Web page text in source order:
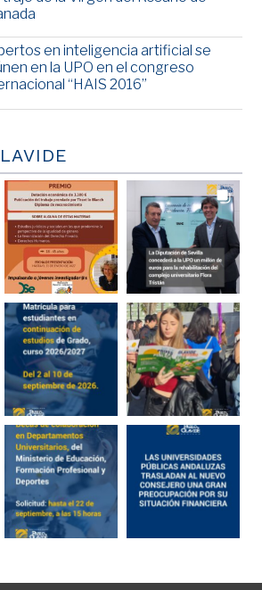
en inteligencia artificial se
en la UPO en el congreso
“HAIS 2016”